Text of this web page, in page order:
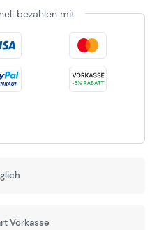
bezahlen mit
Vorkasse